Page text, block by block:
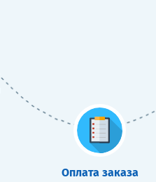
Оплата заказа